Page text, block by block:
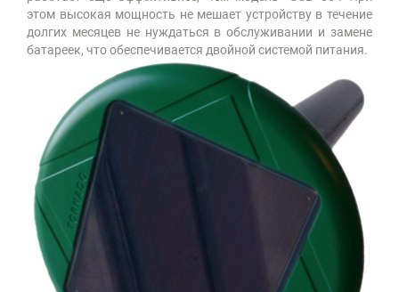
этом высокая мощность не мешает устройству в течение
долгих месяцев не нуждаться в обслуживании и замене
батареек, что обеспечивается двойной системой питания.